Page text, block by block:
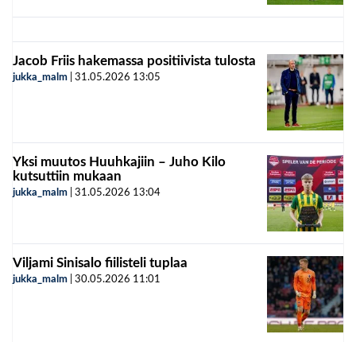
Jacob Friis hakemassa positiivista tulosta
jukka_malm 31.05.2026 13:05
Yksi muutos Huuhkajiin – Juho Kilo
kutsuttiin mukaan
jukka_malm 31.05.2026 13:04
Viljami Sinisalo fiilisteli tuplaa
jukka_malm 30.05.2026 11:01